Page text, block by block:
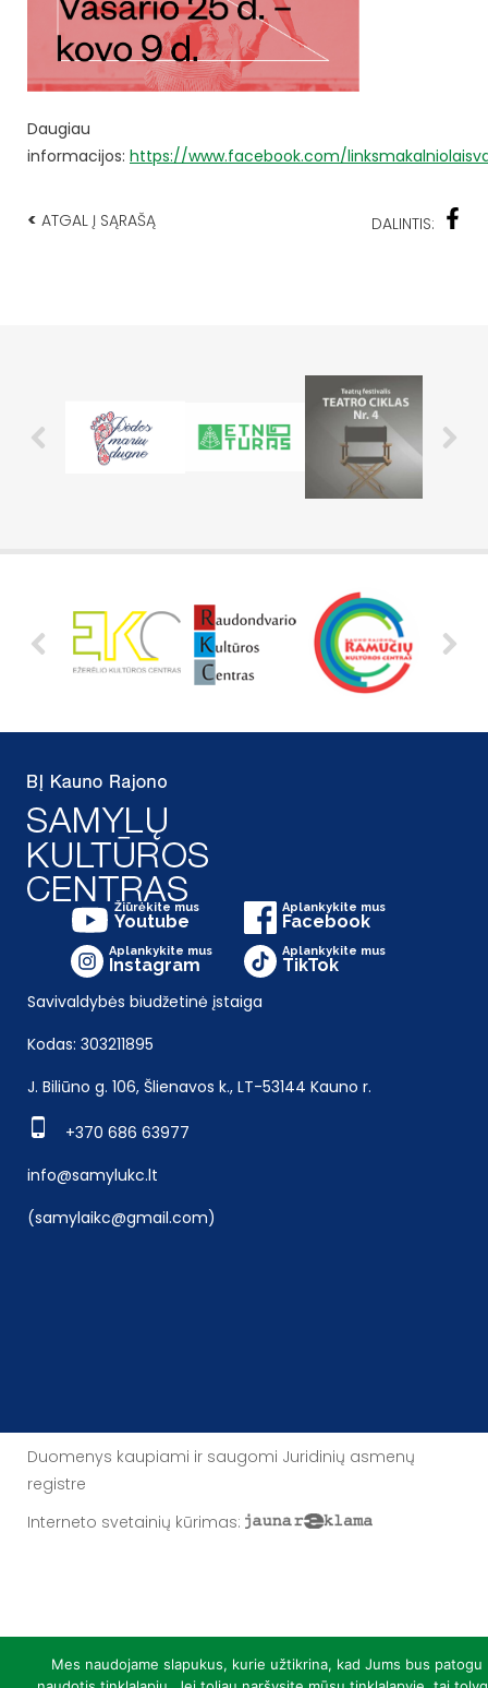
Daugiau
informacijos: https://www.facebook.com/
< ATGAL Į SĄRAŠĄ DALINTIS:
Žiūrėkite mus
Youtube
Aplankykite mus
Facebook
Aplankykite mus
Instagram
Aplankykite mus
TikTok
Savivaldybės biudžetinė įstaiga
Kodas: 303211895
J. Biliūno g. 106, Šlienavos k., LT-53144 Kauno r.
+370 686 63977
info@samylukc.lt
(samylaikc@gmail.com)
Duomenys kaupiami ir saugomi Juridinių asmenų
registre
Interneto svetainių kūrimas:
Mes naudojame slapukus, kurie užtikrina, kad Jums bus patogu